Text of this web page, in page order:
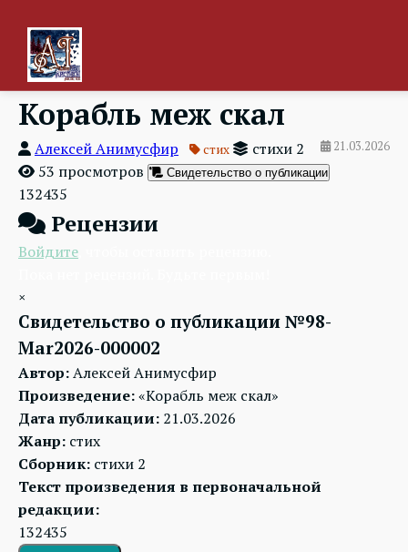
Корабль меж скал
Алексей Анимусфир стих 21.03.2026
стихи 2
53 просмотров
Свидетельство о публикации
132435
Рецензии
Войдите
×
Свидетельство о публикации №98-
Mar2026-000002
Автор:Алексей Анимусфир
Произведение:«Корабль меж скал»
Дата публикации: 21.03.2026
Жанр: стих
Сборник: стихи 2
Текст произведения в первоначальной
редакции:
132435